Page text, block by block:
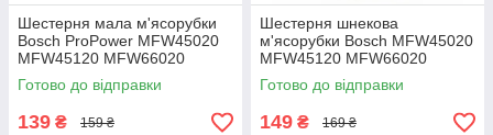
Шестерня мала м'ясорубки
Bosch ProPower MFW45020
MFW45120 MFW66020
MFW67440 MFW67600
MFW68640 MFW68660
MFW68680 MFW67450
Готово до відправки
139 ₴ 159 ₴
Шестерня шнекова
м'ясорубки Bosch MFW45020
MFW45120 MFW66020
MFW67440 MFW67600
MFW68640 MFW68660
MFW68680 MFW67450
Готово до відправки
149 ₴ 169 ₴